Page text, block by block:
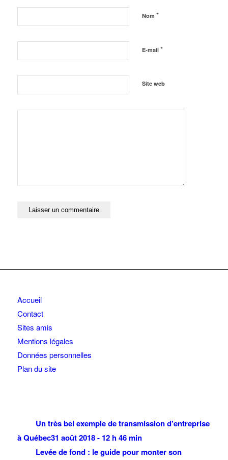
Nom *
E-mail *
Site web
Accueil
Contact
Sites amis
Mentions légales
Données personnelles
Plan du site
Un très bel exemple de transmission d’entreprise
à Québec31 août 2018 - 12 h 46 min
Levée de fond : le guide pour monter son